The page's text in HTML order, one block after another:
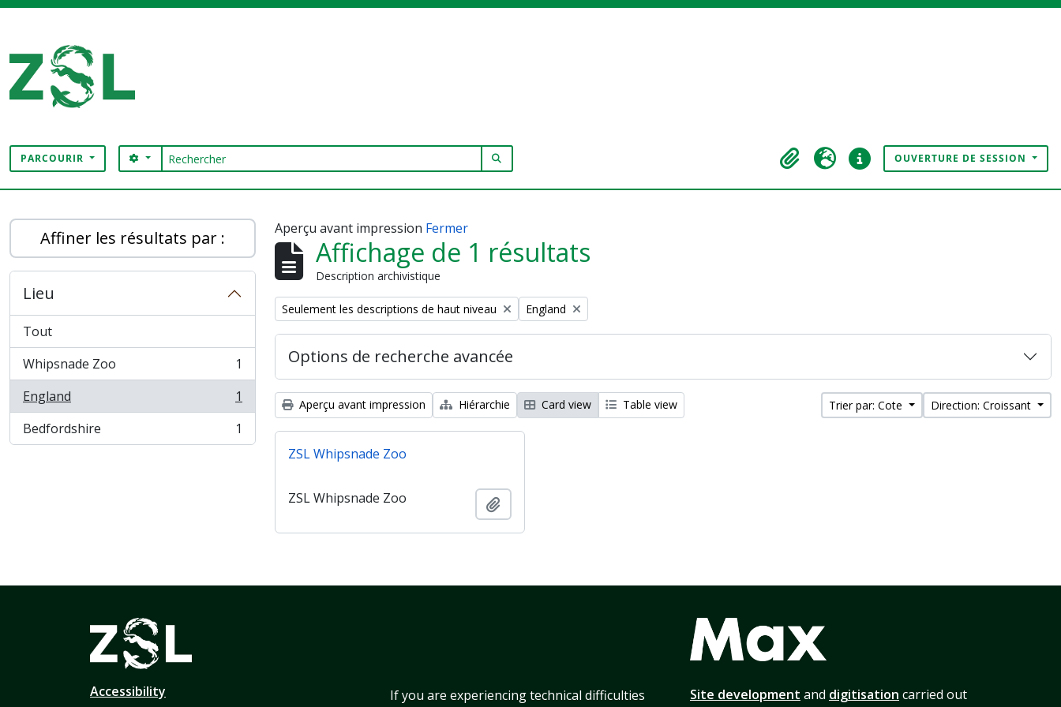
PARCOURIR Rechercher
SEARCH OPTIONS
Presse-papier
LangueLiens rapidesOUVERTURE DE SESSION
Affiner les résultats par :
Lieu
Tout
Whipsnade Zoo
, 1 résultats
1
England
, 1 résultats
1
Bedfordshire
, 1 résultats 1
Aperçu avant impression Fermer
Affichage de 1 résultats
Description archivistique
Remove filter:
Seulement les descriptions de haut niveau Remove filter:
England
Options de recherche avancée
Aperçu avant impression Hiérarchie Card view Table view Trier par: Cote Direction: Croissant
ZSL Whipsnade Zoo
ZSL Whipsnade Zoo
Accessibility
If you are experiencing technical difficulties
Site development and digitisation carried out